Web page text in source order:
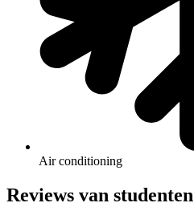
Air conditioning
Reviews van studenten